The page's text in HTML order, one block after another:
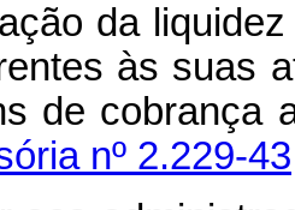
da
às suas
de cobrança
nº 2.229-